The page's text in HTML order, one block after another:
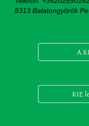
8313 Balatongyörök
A
KIE